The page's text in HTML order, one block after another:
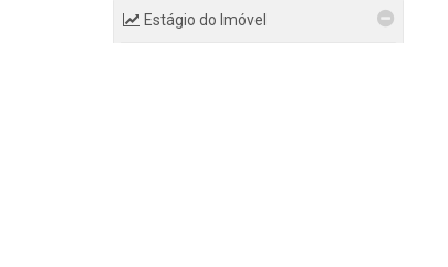
Estágio do Imóvel